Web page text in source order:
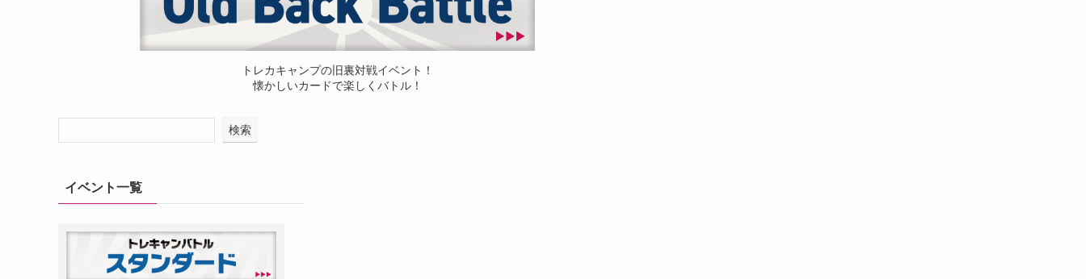
トレカキャンプの旧裏対戦イベント！
懐かしいカードで楽しくバトル！
検索
イベント一覧